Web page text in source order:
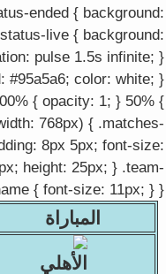
ended { background:
live { background:
pulse 1.5s infinite; }
#95a5a6; color: white; }
{ opacity: 1; } 50% {
768px) { .matches-
8px 5px; font-size:
height: 25px; } .team-
{ font-size: 11px; } }
المباراة